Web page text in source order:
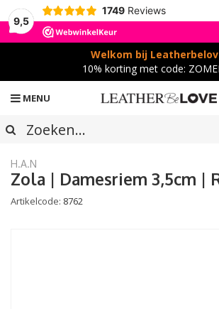
9,5
1749 Reviews
Welkom bij
10% korting met code:
MENU
H.A.N
Zola | Damesriem 3,5cm |
Artikelcode: 8762